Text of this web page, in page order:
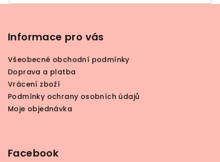
Informace pro vás
Všeobecné obchodní podmínky
Doprava a platba
Vrácení zboží
Podmínky ochrany osobních údajů
Moje objednávka
Facebook